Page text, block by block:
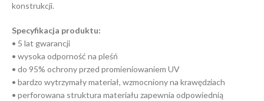
konstrukcji.
Specyfikacja produktu:
• 5 lat gwarancji
• wysoka odporność na pleśń
• do 95% ochrony przed promieniowaniem UV
• bardzo wytrzymały materiał, wzmocniony na krawędziach
• perforowana struktura materiału zapewnia odpowiednią